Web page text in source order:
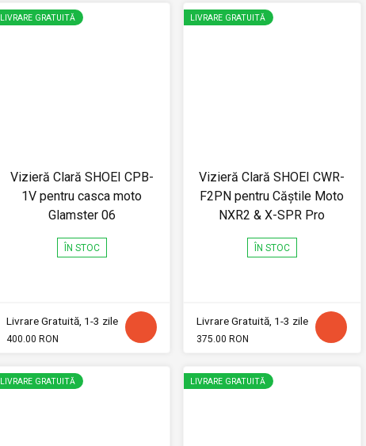
LIVRARE GRATUITĂ
Vizieră Clară SHOEI CPB-
1V pentru casca moto
Glamster 06
ÎN STOC
Livrare Gratuită, 1-3 zile
400.00 RON
LIVRARE GRATUITĂ
Vizieră Clară SHOEI CWR-
F2PN pentru Căștile Moto
NXR2 & X-SPR Pro
ÎN STOC
Livrare Gratuită, 1-3 zile
375.00 RON
LIVRARE GRATUITĂ LIVRARE GRATUITĂ